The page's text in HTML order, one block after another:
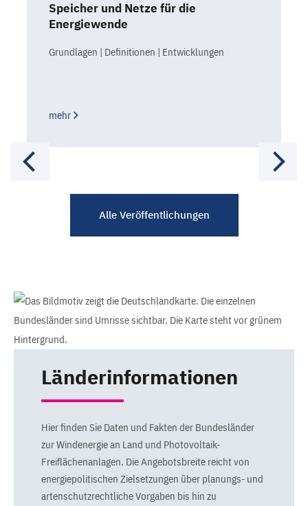
Speicher und Netze für die
Energiewende
Grundlagen | Definitionen | Entwicklungen
mehr
Alle Veröffentlichungen
Länderinformationen
Hier finden Sie Daten und Fakten der Bundesländer
zur Windenergie an Land und Photovoltaik-
Freiflächenanlagen. Die Angebotsbreite reicht von
energiepolitischen Zielsetzungen über planungs- und
artenschutzrechtliche Vorgaben bis hin zu